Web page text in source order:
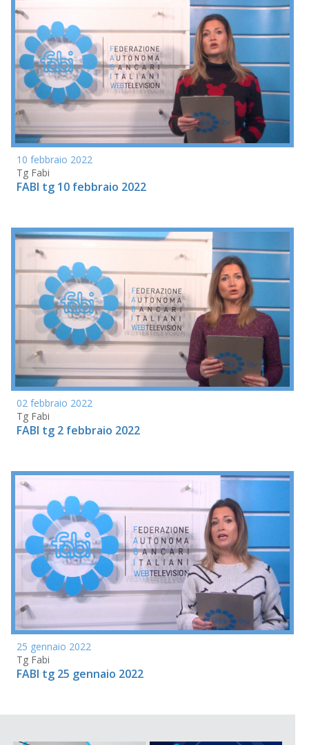
10 febbraio 2022
Tg Fabi
FABI tg 10 febbraio 2022
02 febbraio 2022
Tg Fabi
FABI tg 2 febbraio 2022
25 gennaio 2022
Tg Fabi
FABI tg 25 gennaio 2022